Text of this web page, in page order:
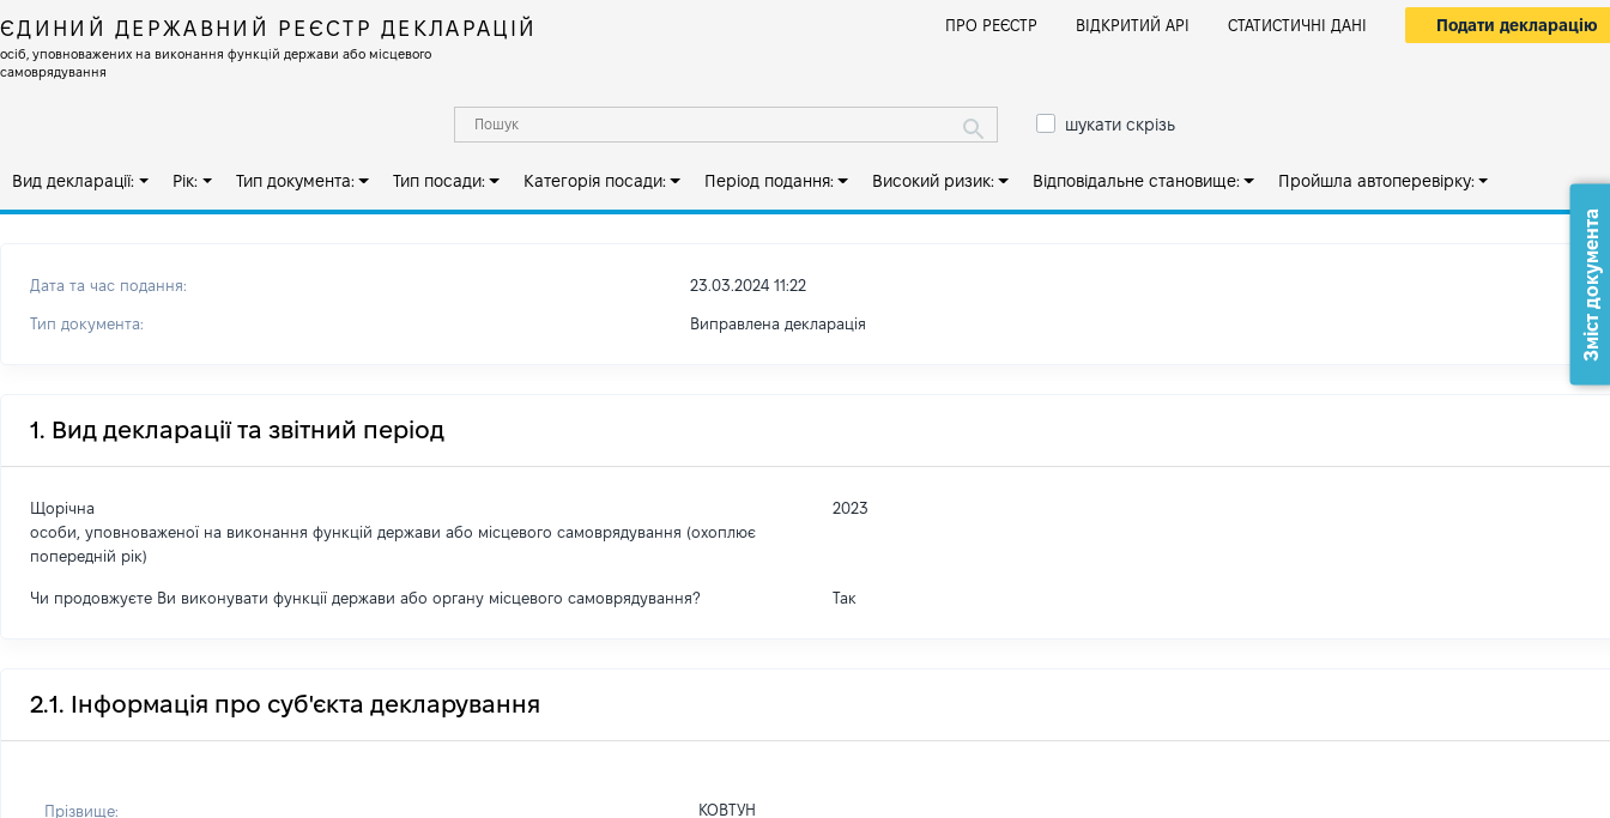
ЄДИНИЙ ДЕРЖАВНИЙ РЕЄСТР ДЕКЛАРАЦІЙ
осіб, уповноважених на виконання функцій держави або місцевого
самоврядування
ПРО РЕЄСТР ВІДКРИТИЙ АРІ СТАТИСТИЧНІ ДАНІ Подати декларацію
шукати скрізь
Вид декларації: Рік: Тип документа: Тип посади: Категорія посади: Період подання: Високий ризик: Відповідальне становище: Пройшла автоперевірку:
Дата та час подання: 23.03.2024 11:22
Тип документа: Виправлена декларація
1. Вид декларації та звітний період
Щорічна
особи, уповноваженої на виконання функцій держави або місцевого самоврядування (охоплює
попередній рік)
2023
Чи продовжуєте Ви виконувати функції держави або органу місцевого самоврядування? Так
2.1. Інформація про суб'єкта декларування
Прізвище: КОВТУН
Зміст документа